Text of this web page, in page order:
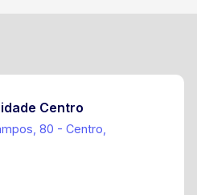
Centro
80 - Centro,